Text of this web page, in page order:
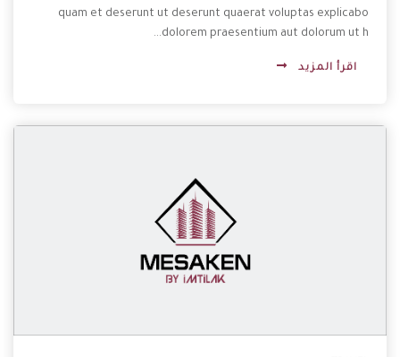
quam et deserunt ut deserunt quaerat voluptas explicabo
dolorem praesentium aut dolorum ut h...
اقرأ المزيد